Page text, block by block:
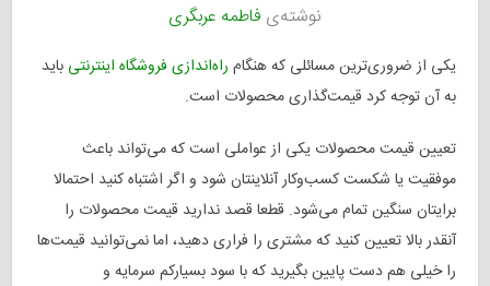
نوشته‌ی فاطمه عربگری
یکی از ضروری‌ترین مسائلی که هنگام راه‌اندازی فروشگاه اینترنتی باید
به آن توجه کرد قیمت‌گذاری محصولات است.
تعیین قیمت محصولات یکی از عواملی است که می‌تواند باعث
موفقیت یا شکست کسب‌وکار آنلاینتان شود و اگر اشتباه کنید احتمالا
برایتان سنگین تمام می‌شود. قطعا قصد ندارید قیمت محصولات را
آنقدر بالا تعیین کنید که مشتری را فراری دهید، اما نمی‌توانید قیمت‌ها
را خیلی هم دست پایین بگیرید که با سود بسیارکم سرمایه‌ و